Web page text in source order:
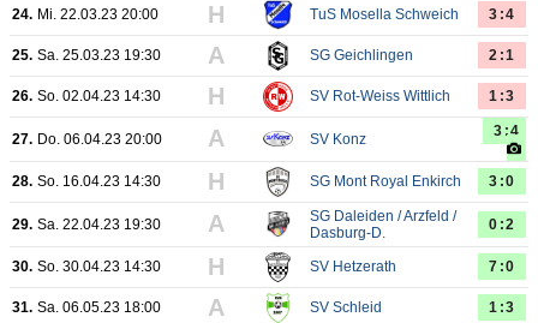
24. Mi. 22.03.23 20:00 H TuS Mosella Schweich 3:4
25. Sa. 25.03.23 19:30 A SG Geichlingen 2:1
26. So. 02.04.23 14:30 H SV Rot-Weiss Wittlich 1:3
27. Do. 06.04.23 20:00 A SV Konz 3:4
28. So. 16.04.23 14:30 H SG Mont Royal Enkirch 3:0
29. Sa. 22.04.23 19:30 A
SG Daleiden / Arzfeld /
Dasburg-D.
0:2
30. So. 30.04.23 14:30 H SV Hetzerath 7:0
31. Sa. 06.05.23 18:00 A SV Schleid 1:3